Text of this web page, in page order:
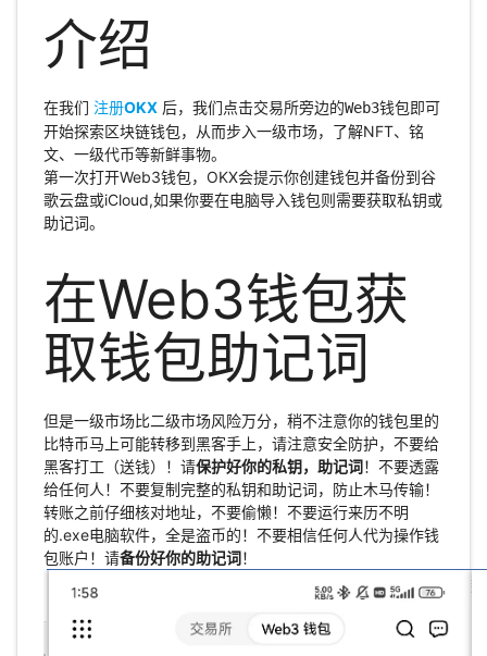
介绍
在我们 注册OKX后，我们点击交易所旁边的Web3钱包即可
开始探索区块链钱包，从而步入一级市场，了解NFT、铭
文、一级代币等新鲜事物。
第一次打开Web3钱包，OKX会提示你创建钱包并备份到谷
歌云盘或iCloud,如果你要在电脑导入钱包则需要获取私钥或
助记词。
在Web3钱包获
取钱包助记词
但是一级市场比二级市场风险万分，稍不注意你的钱包里的
比特币马上可能转移到黑客手上，请注意安全防护，不要给
黑客打工（送钱）！请保护好你的私钥，助记词！不要透露
给任何人！不要复制完整的私钥和助记词，防止木马传输！
转账之前仔细核对地址，不要偷懒！不要运行来历不明
的.exe电脑软件，全是盗币的！不要相信任何人代为操作钱
包账户！请备份好你的助记词！